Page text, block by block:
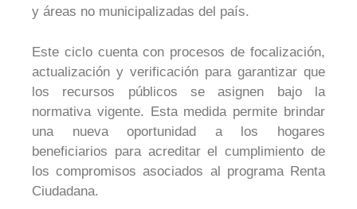
y áreas no municipalizadas del país.
Este ciclo cuenta con procesos de focalización,
actualización y verificación para garantizar que
los recursos públicos se asignen bajo la
normativa vigente. Esta medida permite brindar
una nueva oportunidad a los hogares
beneficiarios para acreditar el cumplimiento de
los compromisos asociados al programa Renta
Ciudadana.